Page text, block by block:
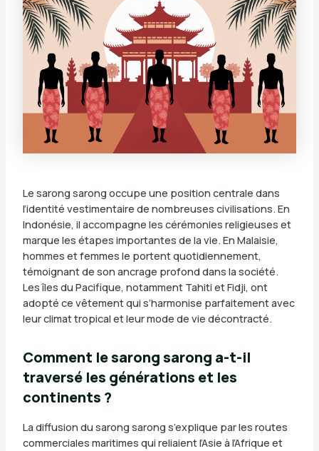
Le sarong sarong occupe une position centrale dans
l’identité vestimentaire de nombreuses civilisations. En
Indonésie, il accompagne les cérémonies religieuses et
marque les étapes importantes de la vie. En Malaisie,
hommes et femmes le portent quotidiennement,
témoignant de son ancrage profond dans la société.
Les îles du Pacifique, notamment Tahiti et Fidji, ont
adopté ce vêtement qui s’harmonise parfaitement avec
leur climat tropical et leur mode de vie décontracté.
Comment le sarong sarong a-t-il
traversé les générations et les
continents ?
La diffusion du sarong sarong s’explique par les routes
commerciales maritimes qui reliaient l’Asie à l’Afrique et